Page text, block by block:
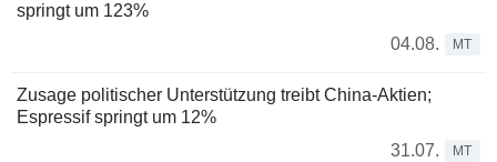
springt um 123%
04.08.
MT
Zusage politischer Unterstützung treibt China-Aktien;
Espressif springt um 12%
31.07.
MT